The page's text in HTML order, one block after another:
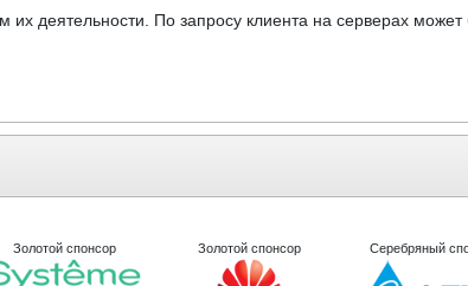
их деятельности. По запросу клиента на серверах
Золотой спонсор Золотой спонсор Серебряный